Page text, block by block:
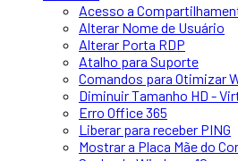
Acesso a
Alterar Nome de Usuário
Alterar Porta RDP
Atalho para Suporte
Comandos para Otimizar
Diminuir Tamanho HD -
Erro Office 365
Liberar para receber PING
Mostrar a Placa Mãe do